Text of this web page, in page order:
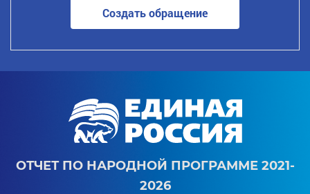
Создать обращение
ОТЧЕТ ПО НАРОДНОЙ ПРОГРАММЕ 2021-
2026